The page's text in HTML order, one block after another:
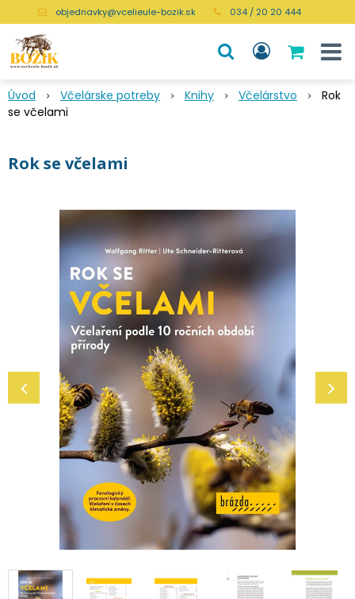
objednavky@vcelieule-bozik.sk 034 / 20 20 444
Úvod Včelárske potreby Knihy Včelárstvo
Rok
se včelami
Rok se včelami